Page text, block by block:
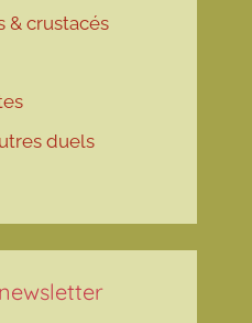
& crustacés
duels